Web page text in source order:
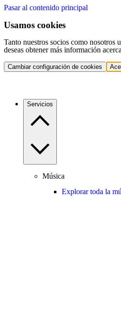
Pasar al contenido principal
Usamos cookies
Tanto nuestros socios como nosotros
deseas obtener más información
Cambiar configuración de cookies
Servicios
Música
Explorar toda la